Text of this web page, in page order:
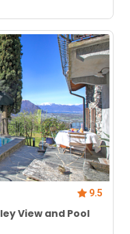
9.5
View and Pool